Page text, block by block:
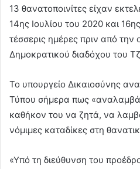
13 θανατοποινίτες είχαν
14ης Ιουλίου του 2020 και
τέσσερις ημέρες πριν από την
Δημοκρατικού διαδόχου του
Το υπουργείο Δικαιοσύνης
Τύπου σήμερα πως
καθήκον του να ζητά, να
νόμιμες καταδίκες στη
«Υπό τη διεύθυνση του